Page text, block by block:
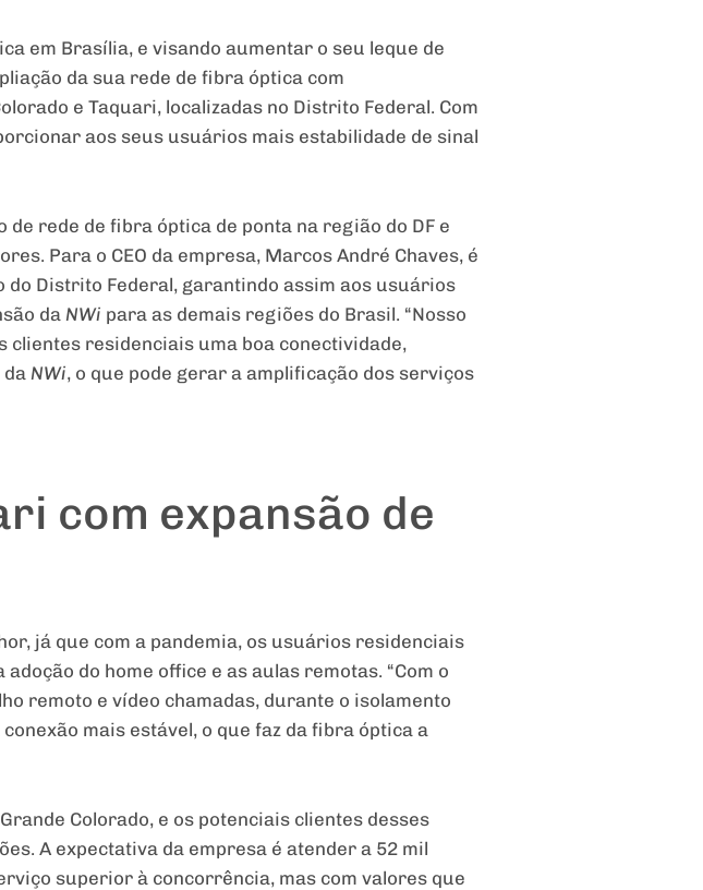
em Brasília, e visando aumentar o seu leque de
da sua rede de fibra óptica com
e Taquari, localizadas no Distrito Federal. Com
aos seus usuários mais estabilidade de sinal
de rede de fibra óptica de ponta na região do DF e
Para o CEO da empresa, Marcos André Chaves, é
Distrito Federal, garantindo assim aos usuários
da NWi para as demais regiões do Brasil. “Nosso
clientes residenciais uma boa conectividade,
da NWi, o que pode gerar a amplificação dos serviços
com expansão de
já que com a pandemia, os usuários residenciais
do home office e as aulas remotas. “Com o
remoto e vídeo chamadas, durante o isolamento
mais estável, o que faz da fibra óptica a
Colorado, e os potenciais clientes desses
A expectativa da empresa é atender a 52 mil
superior à concorrência, mas com valores que